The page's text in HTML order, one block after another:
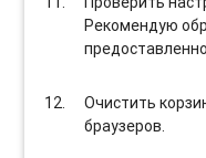
Рекомендую
Очистить
браузеров.